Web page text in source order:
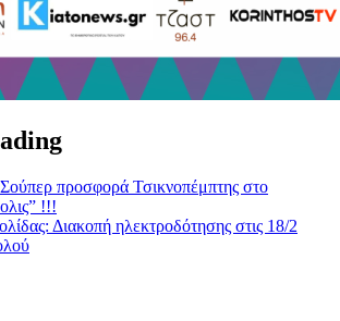
προσφορά Τσικνοπέμπτης στο
!!!
Διακοπή ηλεκτροδότησης στις 18/2